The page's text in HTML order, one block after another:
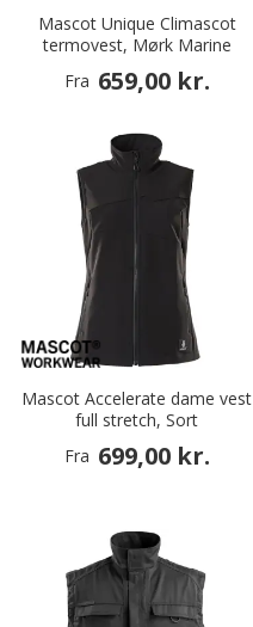
Mascot Unique Climascot
termovest, Mørk Marine
Fra 659,00 kr.
Mascot Accelerate dame vest
full stretch, Sort
Fra 699,00 kr.